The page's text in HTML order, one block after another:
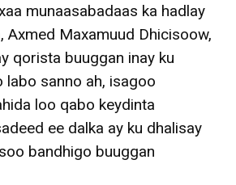
munaasabadaas ka hadlay
Axmed Maxamuud Dhicisoow,
qorista buuggan inay ku
labo sanno ah, isagoo
loo qabo keydinta
ee dalka ay ku dhalisay
bandhigo buuggan